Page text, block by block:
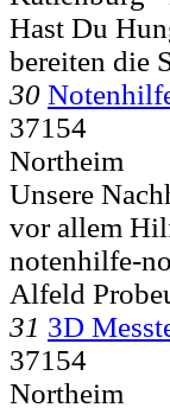
Hast Du
bereiten die
30
37154
Northeim
Unsere
vor allem
notenhilfe-
Alfeld
31 3D
37154
Northeim